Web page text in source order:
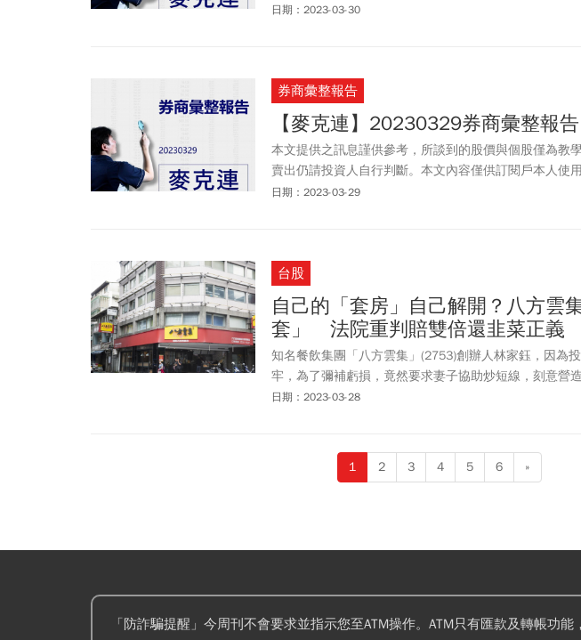
以任何型態傳播於他人。
日期：2023-03-30
券商彙整報告
【麥克連】20230329券商彙整報告
本文提供之訊息謹供參考，所談到的股價與個股僅為教
賣出仍請投資人自行判斷。本文內容僅供訂閱戶本人使
以任何型態傳播於他人。
日期：2023-03-29
台股
自己的「套房」自己解開？八方雲
套」 法院重判賠雙倍還韭菜正義
知名餐飲集團「八方雲集」(2753)創辦人林家鈺，因為
牢，為了彌補虧損，竟然要求妻子協助炒短線，刻意營
法吸金逾389萬元。士林地方法院3/28以違反《證券交
日期：2023-03-28
1 2 3 4 5 6 »
「防詐騙提醒」今周刊不會要求並指示您至ATM操作。ATM只有匯款及轉帳功